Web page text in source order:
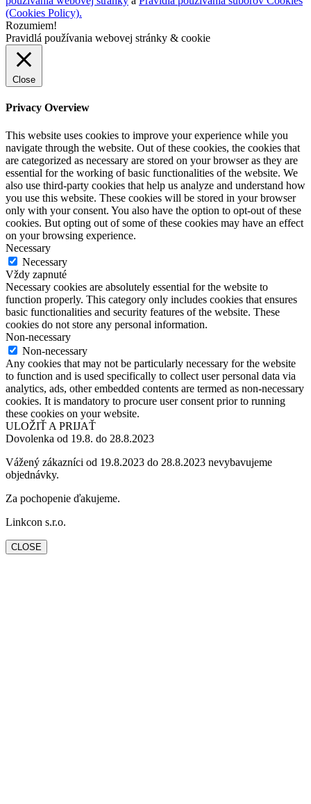
(Cookies Policy).
Rozumiem!
Pravidlá používania webovej stránky & cookie
Close
Privacy Overview
This website uses cookies to improve your experience while you
navigate through the website. Out of these cookies, the cookies that
are categorized as necessary are stored on your browser as they are
essential for the working of basic functionalities of the website. We
also use third-party cookies that help us analyze and understand how
you use this website. These cookies will be stored in your browser
only with your consent. You also have the option to opt-out of these
cookies. But opting out of some of these cookies may have an effect
on your browsing experience.
Necessary
Necessary
Vždy zapnuté
Necessary cookies are absolutely essential for the website to
function properly. This category only includes cookies that ensures
basic functionalities and security features of the website. These
cookies do not store any personal information.
Non-necessary
Non-necessary
Any cookies that may not be particularly necessary for the website
to function and is used specifically to collect user personal data via
analytics, ads, other embedded contents are termed as non-necessary
cookies. It is mandatory to procure user consent prior to running
these cookies on your website.
ULOŽIŤ A PRIJAŤ
Dovolenka od 19.8. do 28.8.2023
Vážený zákazníci od 19.8.2023 do 28.8.2023 nevybavujeme
objednávky.
Za pochopenie ďakujeme.
Linkcon s.r.o.
CLOSE